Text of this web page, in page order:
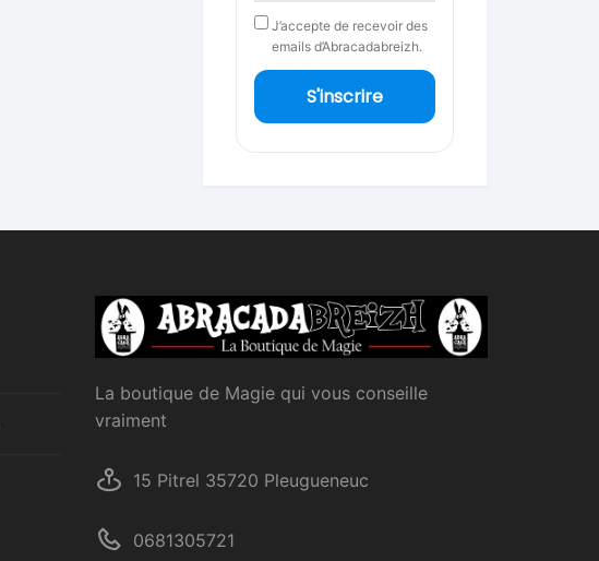
J’accepte de recevoir des
emails d’Abracadabreizh.
S'inscrire
La boutique de Magie qui vous conseille
vraiment
15 Pitrel 35720 Pleugueneuc
0681305721